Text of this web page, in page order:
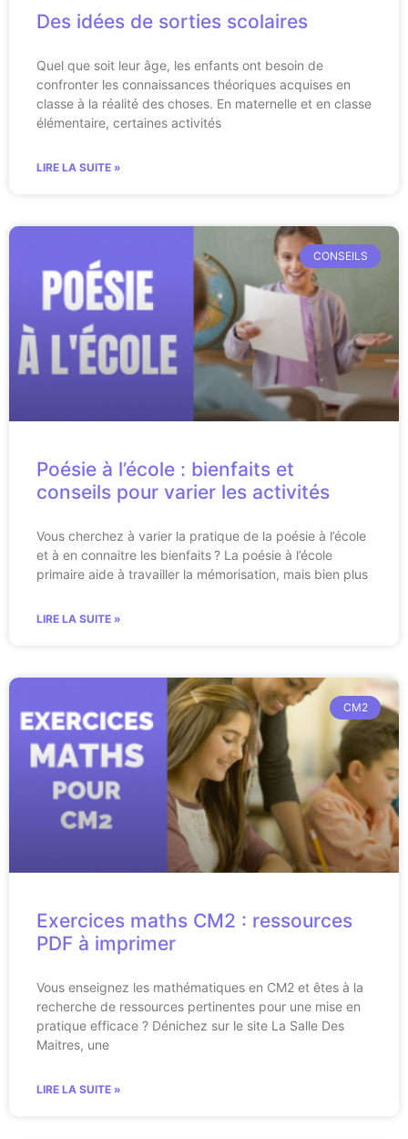
Des idées de sorties scolaires
Quel que soit leur âge, les enfants ont besoin de
confronter les connaissances théoriques acquises en
classe à la réalité des choses. En maternelle et en classe
élémentaire, certaines activités
LIRE LA SUITE »
CONSEILS
Poésie à l’école : bienfaits et
conseils pour varier les activités
Vous cherchez à varier la pratique de la poésie à l’école
et à en connaitre les bienfaits ? La poésie à l’école
primaire aide à travailler la mémorisation, mais bien plus
LIRE LA SUITE »
CM2
Exercices maths CM2 : ressources
PDF à imprimer
Vous enseignez les mathématiques en CM2 et êtes à la
recherche de ressources pertinentes pour une mise en
pratique efficace ? Dénichez sur le site La Salle Des
Maitres, une
LIRE LA SUITE »